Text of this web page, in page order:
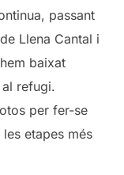
passant
Llena Cantal i
baixat
refugi.
per fer-se
etapes més